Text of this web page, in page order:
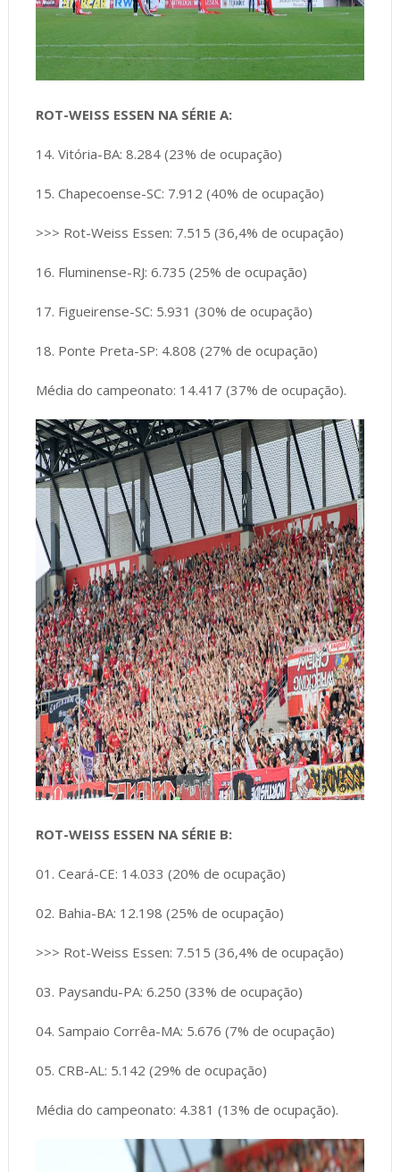
ROT-WEISS ESSEN NA SÉRIE A:
14. Vitória-BA: 8.284 (23% de ocupação)
15. Chapecoense-SC: 7.912 (40% de ocupação)
>>> Rot-Weiss Essen: 7.515 (36,4% de ocupação)
16. Fluminense-RJ: 6.735 (25% de ocupação)
17. Figueirense-SC: 5.931 (30% de ocupação)
18. Ponte Preta-SP: 4.808 (27% de ocupação)
Média do campeonato: 14.417 (37% de ocupação).
ROT-WEISS ESSEN NA SÉRIE B:
01. Ceará-CE: 14.033 (20% de ocupação)
02. Bahia-BA: 12.198 (25% de ocupação)
>>> Rot-Weiss Essen: 7.515 (36,4% de ocupação)
03. Paysandu-PA: 6.250 (33% de ocupação)
04. Sampaio Corrêa-MA: 5.676 (7% de ocupação)
05. CRB-AL: 5.142 (29% de ocupação)
Média do campeonato: 4.381 (13% de ocupação).